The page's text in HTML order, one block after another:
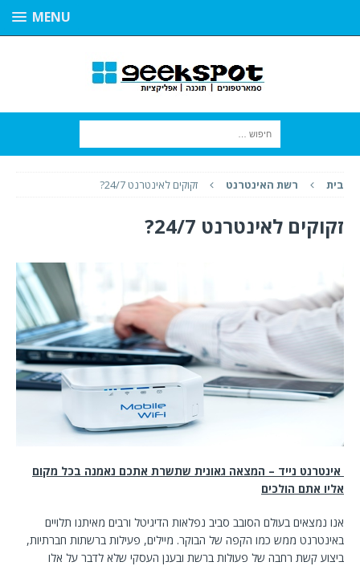
MENU
בית רשת האינטרנט זקוקים לאינטרנט 24/7?
זקוקים לאינטרנט 24/7?
אינטרנט נייד – המצאה גאונית שתשרת אתכם נאמנה בכל מקום
אליו אתם הולכים
אנו נמצאים בעולם הסובב סביב נפלאות הדיגיטל ורבים מאיתנו תלויים
באינטרנט ממש כמו הקפה של הבוקר. מיילים, פעילות ברשתות חברתיות,
ביצוע קשת רחבה של פעולות ברשת ובענן העסקי שלא לדבר על אלו